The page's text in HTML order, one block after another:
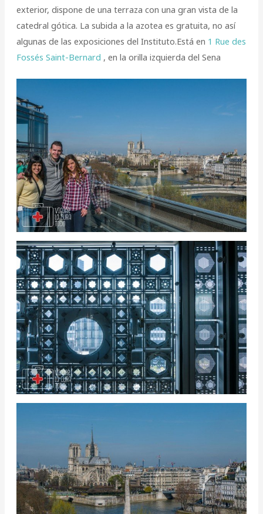
exterior, dispone de una terraza con una gran vista de la
catedral gótica. La subida a la azotea es gratuita, no así
algunas de las exposiciones del Instituto.Está en 1 Rue des
Fossés Saint-Bernard , en la orilla izquierda del Sena